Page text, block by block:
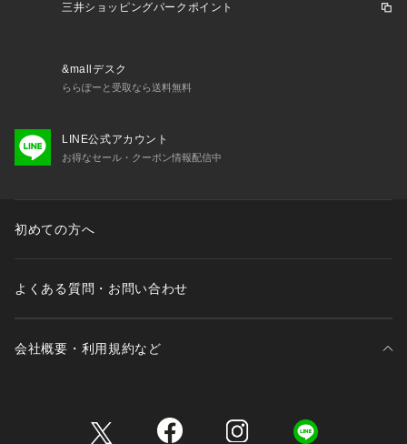
三井ショッピングパークポイント
&mallデスク
ららぽーと受取なら送料無料
LINE公式アカウント
お得なセール・クーポン情報配信中
初めての方へ
よくある質問・お問い合わせ
会社概要・利用規約など